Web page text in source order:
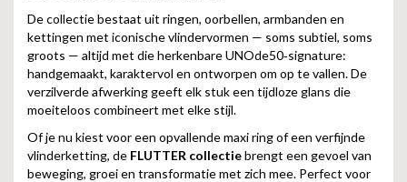
De collectie bestaat uit ringen, oorbellen, armbanden en
kettingen met iconische vlindervormen — soms subtiel, soms
groots — altijd met die herkenbare UNOde50‑signature:
handgemaakt, karaktervol en ontworpen om op te vallen. De
verzilverde afwerking geeft elk stuk een tijdloze glans die
moeiteloos combineert met elke stijl.
Of je nu kiest voor een opvallende maxi ring of een verfijnde
vlinderketting, de FLUTTER collectiebrengt een gevoel van
beweging, groei en transformatie met zich mee. Perfect voor